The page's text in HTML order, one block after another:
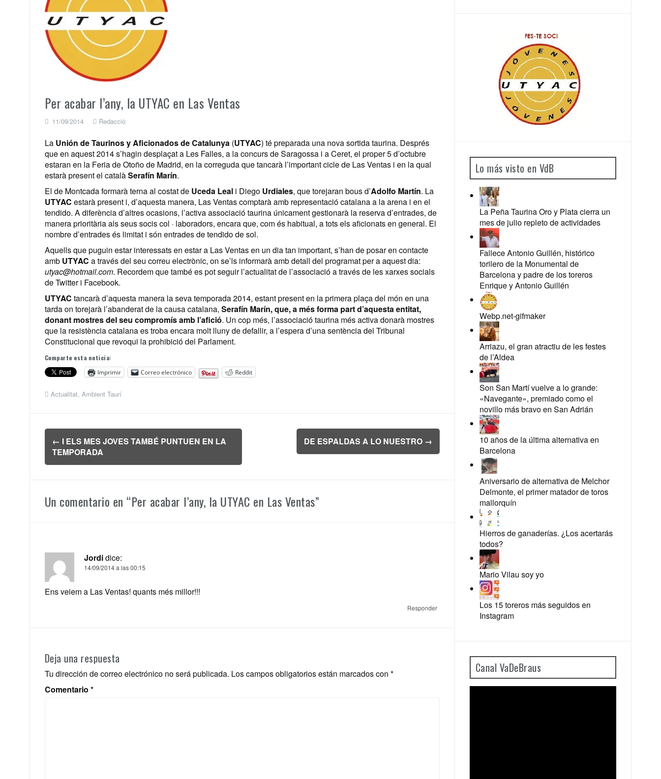
Per acabar l’any, la UTYAC en Las Ventas
11/09/2014 Redacció
La Unión de Taurinos y Aficionados de Catalunya(UTYAC) té preparada una nova sortida taurina. Després
que en aquest 2014 s’hagin desplaçat a Les Falles, a la concurs de Saragossa i a Ceret, el proper 5 d’octubre
estaran en la Feria de Otoño de Madrid, en la correguda que tancarà l’important cicle de Las Ventas i en la qual
estarà present el catalàSerafín Marín.
El de Montcada formarà terna al costat de Uceda Leali Diego Urdiales, que torejaran bous d’Adolfo Martín. La
UTYAC estarà present i, d’aquesta manera, Las Ventas comptarà amb representació catalana a la arena i en el
tendido. A diferència d’altres ocasions, l’activa associació taurina únicament gestionarà la reserva d’entrades, de
manera prioritària als seus socis col · laboradors, encara que, com és habitual, a tots els aficionats en general. El
nombre d’entrades és limitat i són entrades de tendido de sol.
Aquells que puguin estar interessats en estar a Las Ventas en un dia tan important, s’han de posar en contacte
amb UTYAC a través del seu correu electrònic, on se’ls informarà amb detall del programat per a aquest dia:
utyac@hotmail.com. Recordem que també es pot seguir l’actualitat de l’associació a través de les xarxes socials
de Twitter i Facebook.
UTYAC tancarà d’aquesta manera la seva temporada 2014, estant present en la primera plaça del món en una
tarda on torejarà l’abanderat de la causa catalana, Serafín Marín, que, a més forma part d’aquesta entitat,
donant mostres del seu compromís amb l’afició. Un cop més, l’associació taurina més activa donarà mostres
que la resistència catalana es troba encara molt lluny de defallir, a l’espera d’una sentència del Tribunal
Constitucional que revoqui la prohibició del Parlament.
Comparte esta noticia:
Imprimir
Correo electrónico Reddit
Actualitat, Ambient Taurí
Navegación
de
entradas
← I ELS MES JOVES TAMBÉ PUNTUEN EN LA
TEMPORADA
DE ESPALDAS A LO NUESTRO →
Un comentario en “Per acabar l’any, la UTYAC en Las Ventas”
Jordidice:
14/09/2014 a las 00:15
Ens veiem a Las Ventas! quants més millor!!!
Responder
Deja una respuesta
Tu dirección de correo electrónico no será publicada. Los campos obligatorios están marcados con *
Comentario *
Lo más visto en VdB
La Peña Taurina Oro y Plata cierra un
mes de julio repleto de actividades
Fallece Antonio Guillén, histórico
torilero de la Monumental de
Barcelona y padre de los toreros
Enrique y Antonio Guillén
Webp.net-gifmaker
Arriazu, el gran atractiu de les festes
de l’Aldea
Son San Martí vuelve a lo grande:
«Navegante», premiado como el
novillo más bravo en San Adrián
10 años de la última alternativa en
Barcelona
Aniversario de alternativa de Melchor
Delmonte, el primer matador de toros
mallorquín
Hierros de ganaderías. ¿Los acertarás
todos?
Mario Vilau soy yo
Los 15 toreros más seguidos en
Instagram
Canal VaDeBraus